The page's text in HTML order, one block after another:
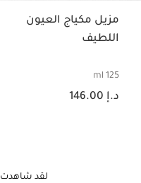
مزيل مكياج العيون
اللطيف
125 ml
السعر الحالي هو د.إ 146.00
د.إ 146.00
لقد شاهدت 2 من 2 من المنتجات